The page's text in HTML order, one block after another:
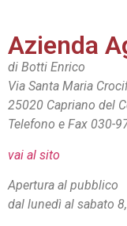
Azienda
di Botti Enrico
Via Santa Maria
25020 Capriano del
Telefono e Fax 030-
vai al sito
Apertura al pubblico
dal lunedì al sabato